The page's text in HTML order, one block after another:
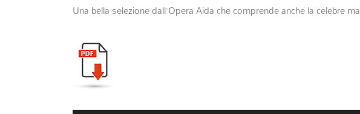
Una bella selezione dall’Opera Aida che comprende anche la celebre